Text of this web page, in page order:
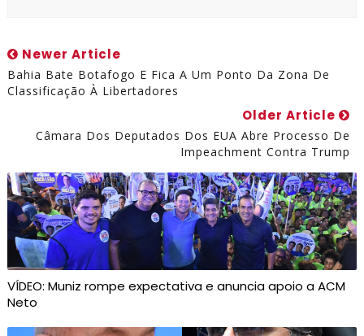
Newer Article
Bahia Bate Botafogo E Fica A Um Ponto Da Zona De
Classificação À Libertadores
Older Article
Câmara Dos Deputados Dos EUA Abre Processo De
Impeachment Contra Trump
VÍDEO: Muniz rompe expectativa e anuncia apoio a ACM
Neto